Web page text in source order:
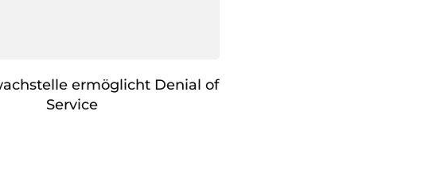
ermöglicht Denial of
Service